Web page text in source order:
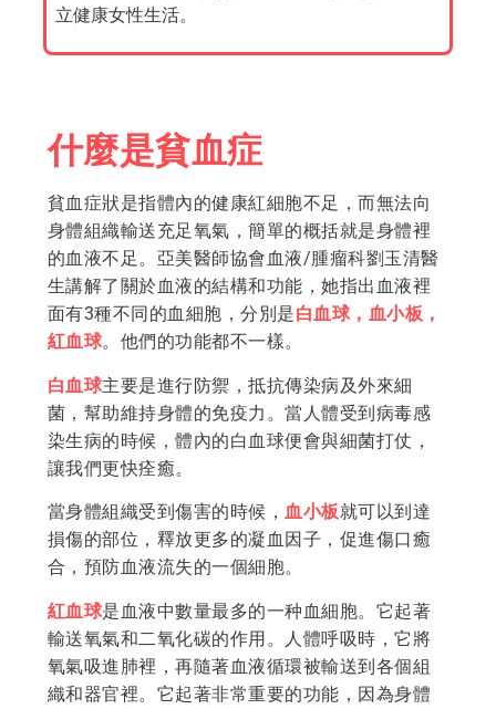
立健康女性生活。
什麼是貧血症
貧血症狀是指體內的健康紅細胞不足，而無法向
身體組織輸送充足氧氣，簡單的概括就是身體裡
的血液不足。亞美醫師協會血液/腫瘤科劉玉清醫
生講解了關於血液的結構和功能，她指出血液裡
面有3種不同的血細胞，分別是白血球，血小板，
紅血球。他們的功能都不一樣。
白血球主要是進行防禦，抵抗傳染病及外來細
菌，幫助維持身體的免疫力。當人體受到病毒感
染生病的時候，體內的白血球便會與細菌打仗，
讓我們更快痊癒。
當身體組織受到傷害的時候，血小板就可以到達
損傷的部位，釋放更多的凝血因子，促進傷口癒
合，預防血液流失的一個細胞。
紅血球是血液中數量最多的一种血細胞。它起著
輸送氧氣和二氧化碳的作用。人體呼吸時，它將
氧氣吸進肺裡，再隨著血液循環被輸送到各個組
織和器官裡。它起著非常重要的功能，因為身體